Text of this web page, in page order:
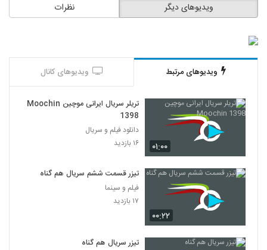
نظرات ویدیوهای دیگر
ویدیوهای مرتبط ویدیوهای کانال
۰۱:۰۰
تریلر سریال ایرانی موچین Moochin
1398
دانلود فیلم و سریال
۱۶ بازدید
۰۰:۲۲
تیزر قسمت ششم سریال هم گناه
فیلم و سینما
۱۷ بازدید
تیزر سریال هم گناه